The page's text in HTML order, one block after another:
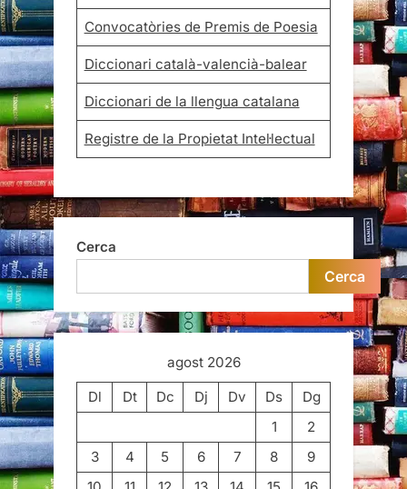
Convocatòries de Premis de Poesia
Diccionari català-valencià-balear
Diccionari de la llengua catalana
Registre de la Propietat Intel·lectual
Cerca
Cerca
agost 2026
Dl
Dt Dc Dj Dv Ds
Dg
1
2
3
4 5 6 7 8
9